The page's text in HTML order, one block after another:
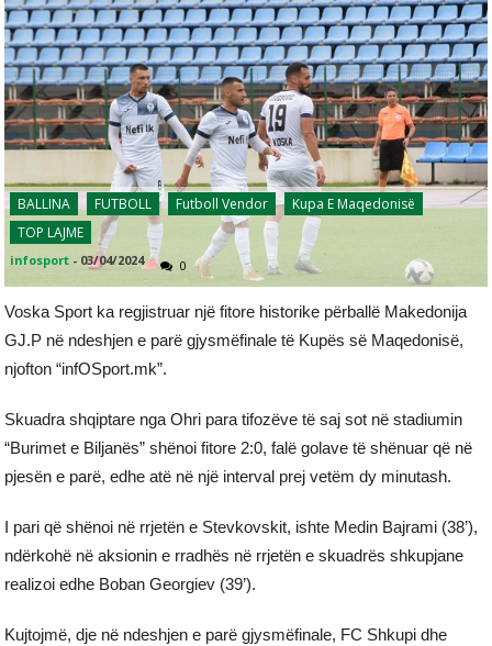
BALLINA FUTBOLL Futboll Vendor
Kupa E Maqedonisë
TOP LAJME
infosport - 03/04/2024 0
Voska Sport ka regjistruar një fitore historike përballë Makedonija
GJ.P në ndeshjen e parë gjysmëfinale të Kupës së Maqedonisë,
njofton “infOSport.mk”.
Skuadra shqiptare nga Ohri para tifozëve të saj sot në stadiumin
“Burimet e Biljanës” shënoi fitore 2:0, falë golave të shënuar që në
pjesën e parë, edhe atë në një interval prej vetëm dy minutash.
I pari që shënoi në rrjetën e Stevkovskit, ishte Medin Bajrami (38’),
ndërkohë në aksionin e rradhës në rrjetën e skuadrës shkupjane
realizoi edhe Boban Georgiev (39’).
Kujtojmë, dje në ndeshjen e parë gjysmëfinale, FC Shkupi dhe